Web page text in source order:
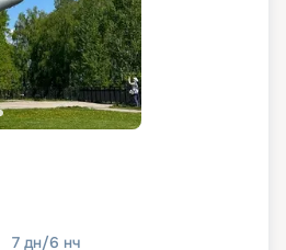
7 дн/6 нч